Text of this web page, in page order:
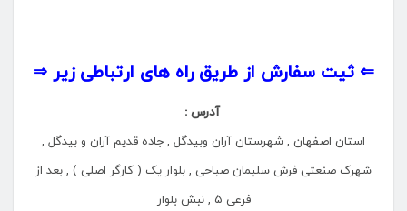
⇐ ثیت سفارش از طریق راه های ارتباطی زیر ⇒
آدرس :
استان اصفهان , شهرستان آران وبیدگل , جاده قدیم آران و بیدگل ,
شهرک صنعتی فرش سلیمان صباحی , بلوار یک ( کارگر اصلی ) , بعد از
فرعی ۵ , نبش بلوار